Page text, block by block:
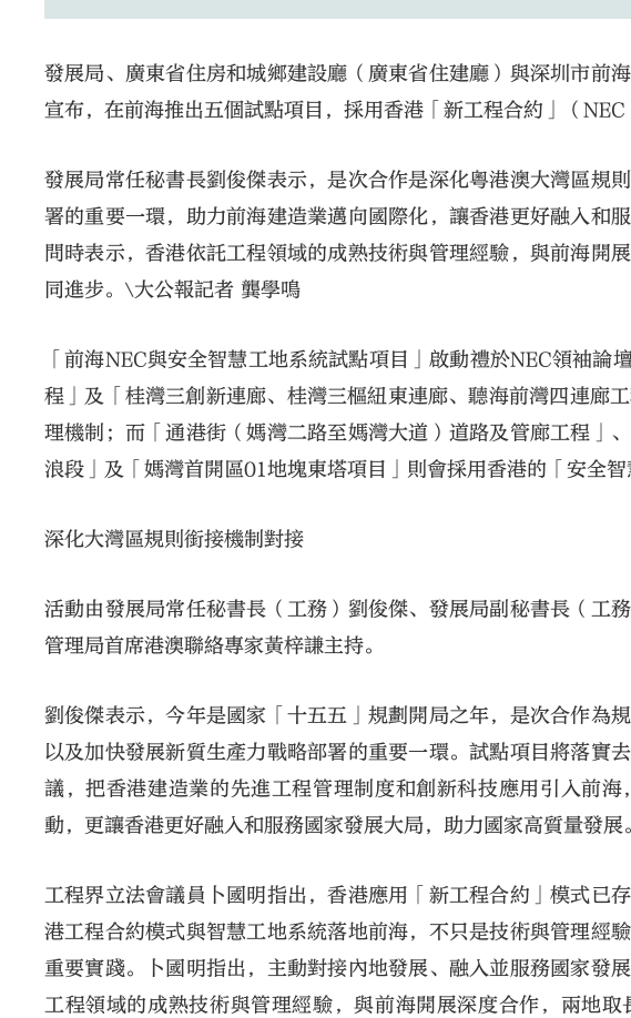
發展局、廣東省住房和城鄉建設廳（廣東省住建廳）與深圳市前
宣布，在前海推出五個試點項目，採用香港「新工程合約」（NEC
發展局常任秘書長劉俊傑表示，是次合作是深化粵港澳大灣區規
署的重要一環，助力前海建造業邁向國際化，讓香港更好融入和
問時表示，香港依託工程領域的成熟技術與管理經驗，與前海開
同進步。\大公報記者 龔學鳴
「前海NEC與安全智慧工地系統試點項目」啟動禮於NEC領袖
程」及「桂灣三創新連廊、桂灣三樞紐東連廊、聽海前灣四連廊
理機制；而「通港街（媽灣二路至媽灣大道）道路及管廊工程」
浪段」及「媽灣首開區01地塊東塔項目」則會採用香港的「安全智
深化大灣區規則銜接機制對接
活動由發展局常任秘書長（工務）劉俊傑、發展局副秘書長（工
管理局首席港澳聯絡專家黃梓謙主持。
劉俊傑表示，今年是國家「十五五」規劃開局之年，是次合作為
以及加快發展新質生產力戰略部署的重要一環。試點項目將落實
議，把香港建造業的先進工程管理制度和創新科技應用引入前
動，更讓香港更好融入和服務國家發展大局，助力國家高質量發展。
工程界立法會議員卜國明指出，香港應用「新工程合約」模式已
港工程合約模式與智慧工地系統落地前海，不只是技術與管理經
重要實踐。卜國明指出，主動對接內地發展、融入並服務國家發
工程領域的成熟技術與管理經驗，與前海開展深度合作，兩地